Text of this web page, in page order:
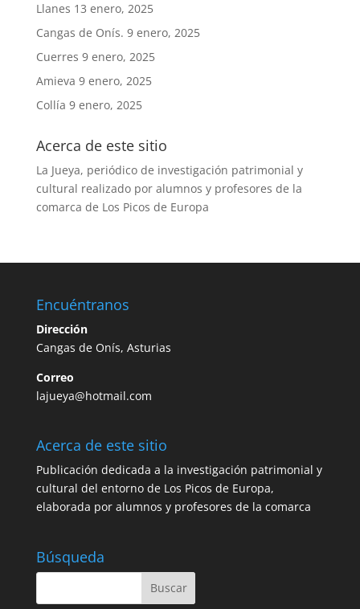
Llanes 13 enero, 2025
Cangas de Onís. 9 enero, 2025
Cuerres 9 enero, 2025
Amieva 9 enero, 2025
Collía 9 enero, 2025
Acerca de este sitio
La Jueya, periódico de investigación patrimonial y
cultural realizado por alumnos y profesores de la
comarca de Los Picos de Europa
Encuéntranos
Dirección
Cangas de Onís, Asturias
Correo
lajueya@hotmail.com
Acerca de este sitio
Publicación dedicada a la investigación patrimonial y
cultural del entorno de Los Picos de Europa,
elaborada por alumnos y profesores de la comarca
Búsqueda